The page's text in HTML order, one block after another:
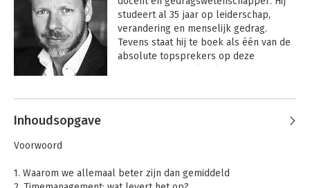
studeert al 35 jaar op leiderschap,
verandering en menselijk gedrag.
Tevens staat hij te boek als één van de
absolute topsprekers op deze
razendsnel tempo veroverd. Hij is al
'MBA in één dag') waarin hij 'inhoud' en
'vorm' op een perfecte manier
Andere boeken door Ben Tiggelaar
Inhoudsopgave
Voorwoord
1. Waarom we allemaal beter zijn dan gemiddeld